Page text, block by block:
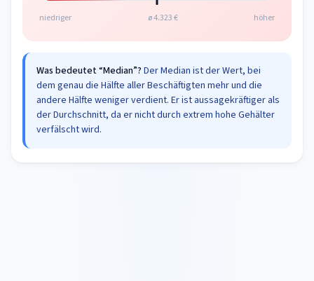
niedriger ø 4.323 € höher
Was bedeutet “Median”? Der Median ist der Wert, bei
dem genau die Hälfte aller Beschäftigten mehr und die
andere Hälfte weniger verdient. Er ist aussagekräftiger als
der Durchschnitt, da er nicht durch extrem hohe Gehälter
verfälscht wird.